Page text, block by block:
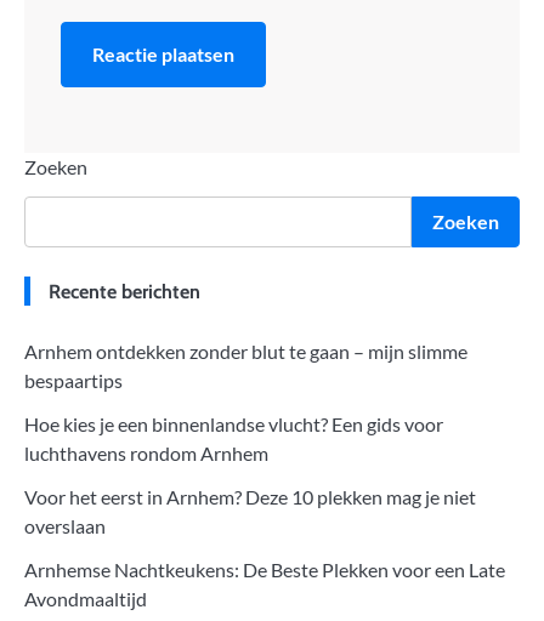
Zoeken
Zoeken
Recente berichten
Arnhem ontdekken zonder blut te gaan – mijn slimme
bespaartips
Hoe kies je een binnenlandse vlucht? Een gids voor
luchthavens rondom Arnhem
Voor het eerst in Arnhem? Deze 10 plekken mag je niet
overslaan
Arnhemse Nachtkeukens: De Beste Plekken voor een Late
Avondmaaltijd